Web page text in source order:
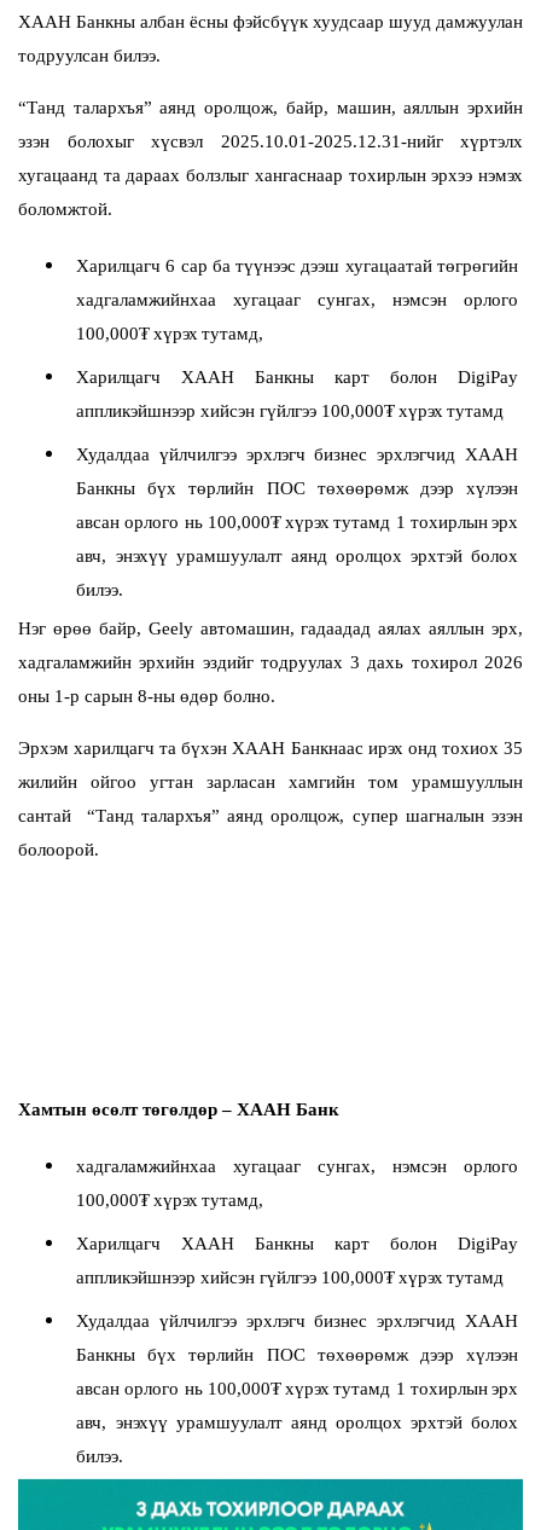
ХААН Банкны албан ёсны фэйсбүүк хуудсаар шууд дамжуулан
тодруулсан билээ.
“Танд талархъя” аянд оролцож, байр, машин, аяллын эрхийн
эзэн болохыг хүсвэл 2025.10.01-2025.12.31-нийг хүртэлх
хугацаанд та дараах болзлыг хангаснаар тохирлын эрхээ нэмэх
боломжтой.
Харилцагч 6 сар ба түүнээс дээш хугацаатай төгрөгийн
хадгаламжийнхаа хугацааг сунгах, нэмсэн орлого
100,000₮хүрэх тутамд,
Харилцагч ХААН Банкны карт болон DigiPay
аппликэйшнээр хийсэн гүйлгээ 100,000₮хүрэх тутамд
Худалдаа үйлчилгээ эрхлэгч бизнес эрхлэгчид ХААН
Банкны бүх төрлийн ПОС төхөөрөмж дээр хүлээн
авсан орлого нь 100,000₮ хүрэх тутамд 1 тохирлын эрх
авч, энэхүү урамшуулалт аянд оролцох эрхтэй болох
билээ.
Нэг өрөө байр, Geely автомашин, гадаадад аялах аяллын эрх,
хадгаламжийн эрхийн эздийг тодруулах 3 дахь тохирол 2026
оны 1-р сарын 8-ны өдөр болно.
Эрхэм харилцагч та бүхэн ХААН Банкнаас ирэх онд тохиох 35
жилийн ойгоо угтан зарласан хамгийн том урамшууллын
сантай “Танд талархъя” аянд оролцож, супер шагналын эзэн
болоорой.
Хамтын өсөлт төгөлдөр – ХААН Банк
хадгаламжийнхаа хугацааг сунгах, нэмсэн орлого
100,000₮хүрэх тутамд,
Харилцагч ХААН Банкны карт болон DigiPay
аппликэйшнээр хийсэн гүйлгээ 100,000₮хүрэх тутамд
Худалдаа үйлчилгээ эрхлэгч бизнес эрхлэгчид ХААН
Банкны бүх төрлийн ПОС төхөөрөмж дээр хүлээн
авсан орлого нь 100,000₮ хүрэх тутамд 1 тохирлын эрх
авч, энэхүү урамшуулалт аянд оролцох эрхтэй болох
билээ.